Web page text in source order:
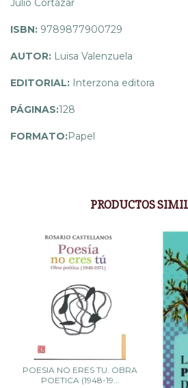
Julio Cortázar
ISBN: 9789877900729
AUTOR: Luisa Valenzuela
EDITORIAL: Interzona editora
PÁGINAS:128
FORMATO:Papel
PRODUCTOS
POESIA NO ERES TU. OBRA
POETICA (1948-19...